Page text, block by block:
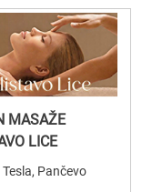
MASAŽE
LICE
Tesla, Pančevo